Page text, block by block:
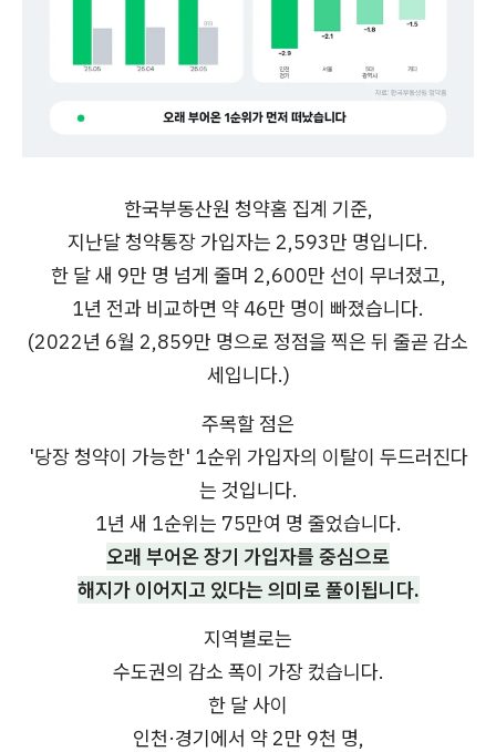
한국부동산원 청약홈 집계 기준,
지난달 청약통장 가입자는 2,593만 명입니다.
한 달 새 9만 명 넘게 줄며 2,600만 선이 무너졌고,
1년 전과 비교하면 약 46만 명이 빠졌습니다.
(2022년 6월 2,859만 명으로 정점을 찍은 뒤 줄곧 감소
세입니다.)
주목할 점은
'당장 청약이 가능한' 1순위 가입자의 이탈이 두드러진다
는 것입니다.
1년 새 1순위는 75만여 명 줄었습니다.
오래 부어온 장기 가입자를 중심으로
해지가 이어지고 있다는 의미로 풀이됩니다.
지역별로는
수도권의 감소 폭이 가장 컸습니다.
한 달 사이
인천·경기에서 약 2만 9천 명,